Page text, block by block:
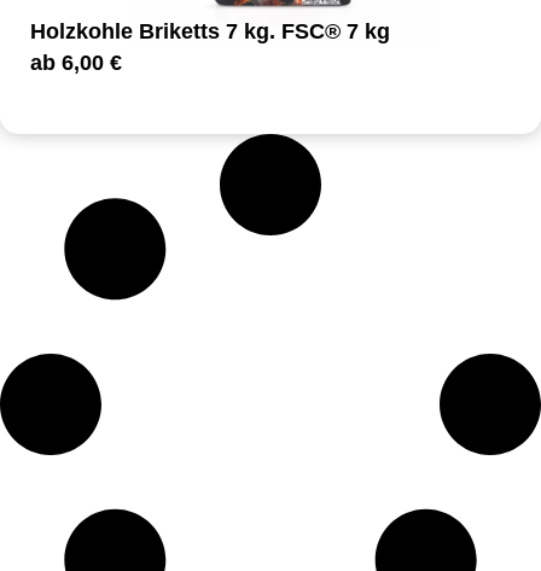
Holzkohle Briketts 7 kg. FSC® 7 kg
ab 6,00 €